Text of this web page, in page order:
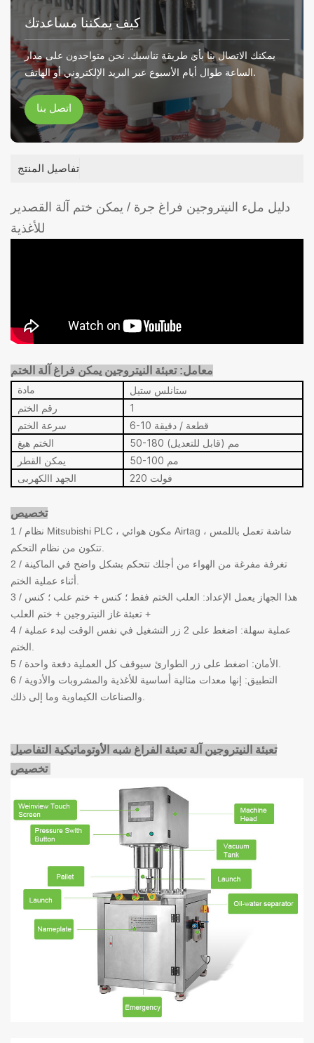
كيف يمكننا مساعدتك
يمكنك الاتصال بنا بأي طريقة تناسبك. نحن متواجدون على مدار
الساعة طوال أيام الأسبوع عبر البريد الإلكتروني أو الهاتف.
اتصل بنا
تفاصيل المنتج
دليل ملء النيتروجين فراغ جرة / يمكن ختم آلة القصدير
للأغذية
معامل:تعبئة النيتروجين يمكن فراغ آلة الختم
مادة
ستانلس ستيل
رقم الختم
1
سرعة الختم
6-10 قطعة / دقيقة
الختم هيغ
50-180 مم (قابل للتعديل)
يمكن القطر
50-100 مم
الجهد االكهربى
220 فولت
تخصيص
1 / نظام Mitsubishi PLC ، مكون هوائي Airtag ، شاشة تعمل باللمس
2 / تغرفة مفرغة من الهواء من أجلك تتحكم بشكل واضح في الماكينة
3 / هذا الجهاز يعمل الإعداد: العلب الختم فقط ؛ كنس + ختم علب ؛ كنس
+ تعبئة غاز النيتروجين + ختم العلب
4 / عملية سهلة: اضغط على 2 زر التشغيل في نفس الوقت لبدء عملية
6 / التطبيق: إنها معدات مثالية أساسية للأغذية والمشروبات والأدوية
تعبئة النيتروجين آلة تعبئة الفراغ شبه الأوتوماتيكية التفاصيل
تخصيص